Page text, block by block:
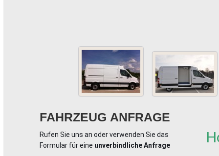
FAHRZEUG ANFRAGE
Rufen Sie uns an oder verwenden Sie das
Formular für eine unverbindliche Anfrage